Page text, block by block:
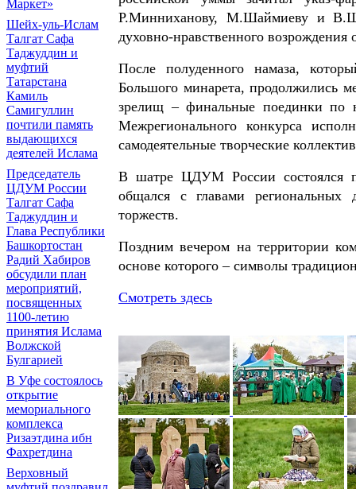
Маркет»
Шейх-уль-Ислам
Талгат Сафа
Таджуддин и
муфтий
Татарстана
Камиль
Самигуллин
почтили память
выдающихся
деятелей Ислама
Председатель
ЦДУМ России
Талгат Сафа
Таджуддин и
Глава Республики
Башкортостан
Радий Хабиров
обсудили план
мероприятий,
посвященных
1100-летию
принятия Ислама
Волжской
Булгарией
В Уфе состоялось
открытие
мемориального
комплекса
Ризаэтдина ибн
Фахретдина
Верховный
Р.Минниханову, М.Шаймиеву и
духовно-нравственного возрождения
После полуденного намаза,
Большого минарета, продолжились
зрелищ – финальные поединки по
Межрегионального конкурса
самодеятельные творческие
В шатре ЦДУМ России состоялся
общался с главами
торжеств.
Поздним вечером на территории
основе которого – символы
Смотреть здесь